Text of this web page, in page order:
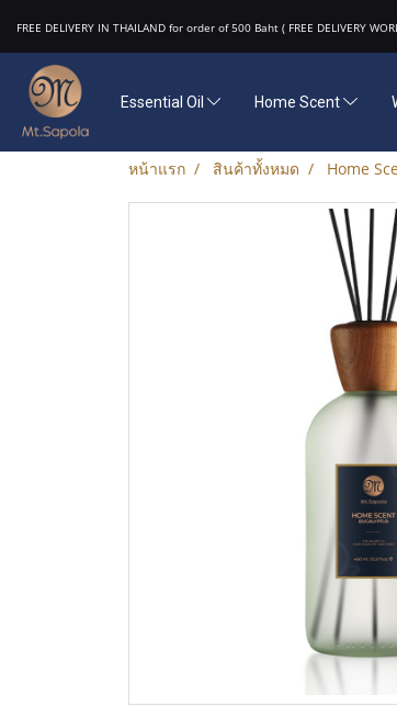
FREE DELIVERY IN THAILAND for order of 500 Baht ( FREE DELIVERY
Essential Oil Home Scent
หน้าแรก สินค้าทั้งหมด Home